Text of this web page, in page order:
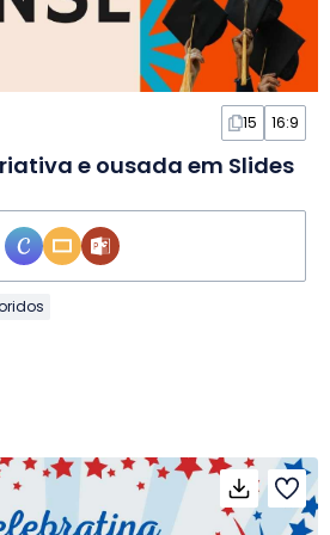
15 16:9
e ousada em Slides